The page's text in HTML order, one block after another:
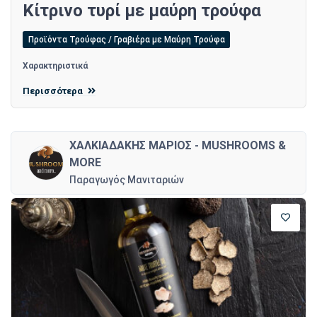
Κίτρινο τυρί με μαύρη τρούφα
Προϊόντα Τρούφας / Γραβιέρα με Μαύρη Τρούφα
Χαρακτηριστικά
Περισσότερα
ΧΑΛΚΙΑΔΑΚΗΣ ΜΑΡΙΟΣ - MUSHROOMS &
MORE
Παραγωγός Μανιταριών